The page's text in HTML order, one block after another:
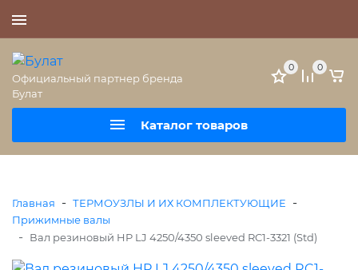
Официальный партнер бренда
Булат
Каталог товаров
0 0
Главная - ТЕРМОУЗЛЫ И ИХ КОМПЛЕКТУЮЩИЕ -
Прижимные валы
- Вал резиновый HP LJ 4250/4350 sleeved RC1-3321 (Std)